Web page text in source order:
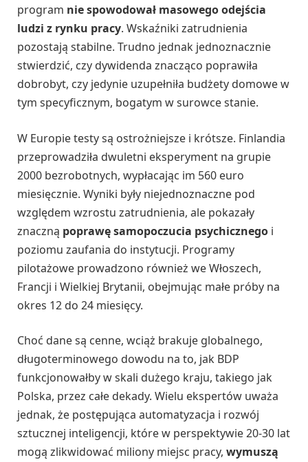
program nie spowodował masowego odejścia
ludzi z rynku pracy. Wskaźniki zatrudnienia
pozostają stabilne. Trudno jednak jednoznacznie
stwierdzić, czy dywidenda znacząco poprawiła
dobrobyt, czy jedynie uzupełniła budżety domowe w
tym specyficznym, bogatym w surowce stanie.
W Europie testy są ostrożniejsze i krótsze. Finlandia
przeprowadziła dwuletni eksperyment na grupie
2000 bezrobotnych, wypłacając im 560 euro
miesięcznie. Wyniki były niejednoznaczne pod
względem wzrostu zatrudnienia, ale pokazały
znaczną poprawę samopoczucia psychicznego i
poziomu zaufania do instytucji. Programy
pilotażowe prowadzono również we Włoszech,
Francji i Wielkiej Brytanii, obejmując małe próby na
okres 12 do 24 miesięcy.
Choć dane są cenne, wciąż brakuje globalnego,
długoterminowego dowodu na to, jak BDP
funkcjonowałby w skali dużego kraju, takiego jak
Polska, przez całe dekady. Wielu ekspertów uważa
jednak, że postępująca automatyzacja i rozwój
sztucznej inteligencji, które w perspektywie 20-30 lat
mogą zlikwidować miliony miejsc pracy, wymuszą